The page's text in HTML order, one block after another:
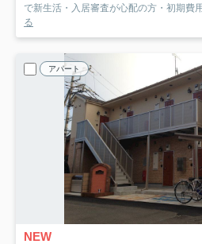
で新生活・入居審査が心配の方・初期費
る
アパート
NEW